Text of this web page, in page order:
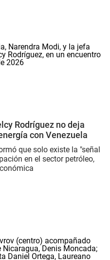
Rodríguez no deja
con Venezuela
que solo existe la "señal
en el sector petróleo,